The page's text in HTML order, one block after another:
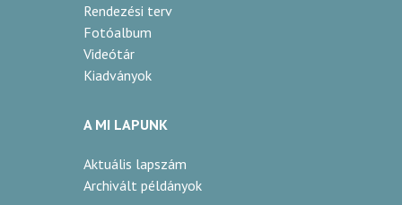
Rendezési terv
Fotóalbum
Videótár
Kiadványok
A MI LAPUNK
Aktuális lapszám
Archivált példányok